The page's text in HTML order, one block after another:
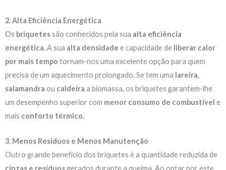
2. Alta Eficiência Energética
Os briquetessão conhecidos pela sua alta eficiência
energética. A sua alta densidade e capacidade de liberar calor
por mais tempo tornam-nos uma excelente opção para quem
precisa de um aquecimento prolongado. Se tem uma lareira,
salamandra ou caldeira a biomassa, os briquetes garantem-lhe
um desempenho superior com menor consumo de combustível e
mais conforto térmico.
3. Menos Resíduos e Menos Manutenção
Outro grande benefício dos briquetes é a quantidade reduzida de
cinzas e resíduosgerados durante a queima. Ao optar por este